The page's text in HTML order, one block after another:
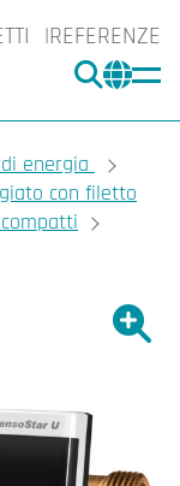
REFERENZE
CERCA
energia
con filetto